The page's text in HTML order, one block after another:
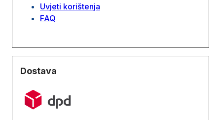
Uvjeti korištenja
FAQ
Dostava